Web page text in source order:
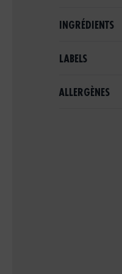
INGRÉDIENTS
LABELS
ALLERGÈNES